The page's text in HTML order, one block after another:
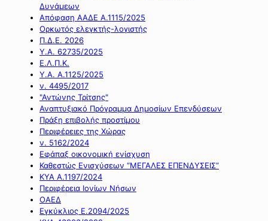
Δυνάμεων
Απόφαση ΑΑΔΕ Α.1115/2025
Ορκωτός ελεγκτής-λογιστής
Π.Δ.Ε. 2026
Υ.Α. 62735/2025
Ε.Λ.Π.Κ.
Υ.Α. Α.1125/2025
ν. 4495/2017
"Αντώνης Τρίτσης"
Αναπτυξιακό Πρόγραμμα Δημοσίων Επενδύσεων
Πράξη επιβολής προστίμου
Περιφέρειες της Χώρας
ν. 5162/2024
Εφάπαξ οικονομική ενίσχυση
Καθεστώς Ενισχύσεων “ΜΕΓΑΛΕΣ ΕΠΕΝΔΥΣΕΙΣ”
ΚΥΑ Α.1197/2024
Περιφέρεια Ιονίων Νήσων
ΟΑΕΔ
Εγκύκλιος Ε.2094/2025